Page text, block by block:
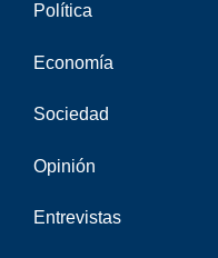
Política
Economía
Sociedad
Opinión
Entrevistas